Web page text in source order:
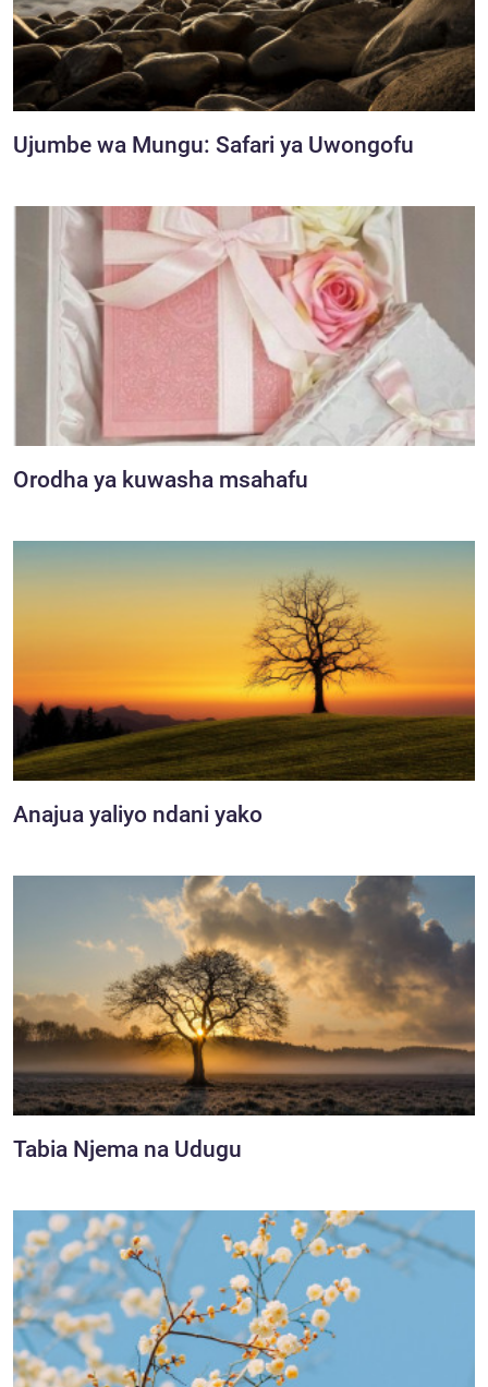
Ujumbe wa Mungu: Safari ya Uwongofu
Orodha ya kuwasha msahafu
Anajua yaliyo ndani yako
Tabia Njema na Udugu